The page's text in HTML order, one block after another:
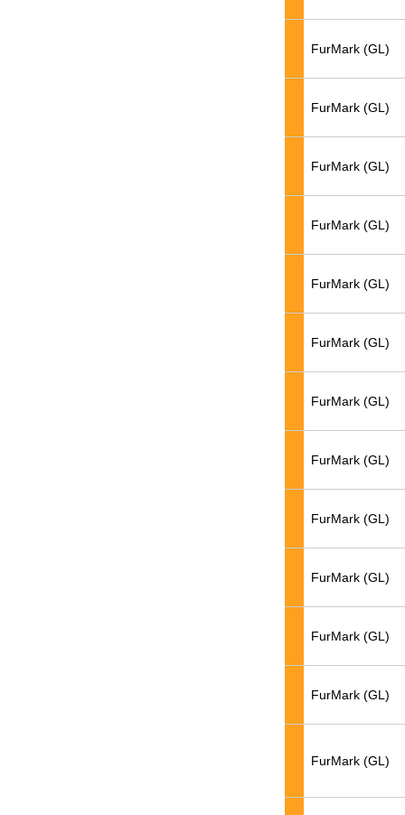
FurMark (GL)
FurMark (GL)
FurMark (GL)
FurMark (GL)
FurMark (GL)
FurMark (GL)
FurMark (GL)
FurMark (GL)
FurMark (GL)
FurMark (GL)
FurMark (GL)
FurMark (GL)
FurMark (GL)